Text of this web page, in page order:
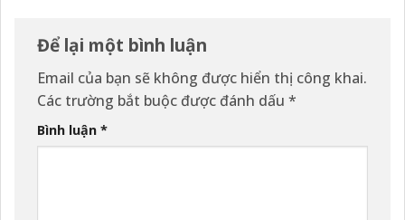
Để lại một bình luận
Email của bạn sẽ không được hiển thị công khai.
Các trường bắt buộc được đánh dấu *
Bình luận *